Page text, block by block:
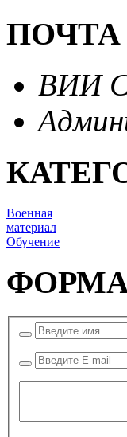
ПОЧТА
ВИИ
Военная
материал
Обучение
ФОРМА